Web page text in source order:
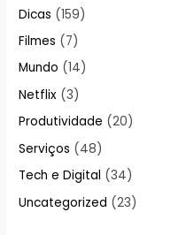
Dicas (159)
Filmes (7)
Mundo (14)
Netflix (3)
Produtividade (20)
Serviços (48)
Tech e Digital (34)
Uncategorized (23)